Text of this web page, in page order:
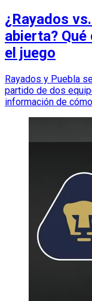
¿Rayados
abierta?
el juego
Rayados y Puebla
partido de dos
información de